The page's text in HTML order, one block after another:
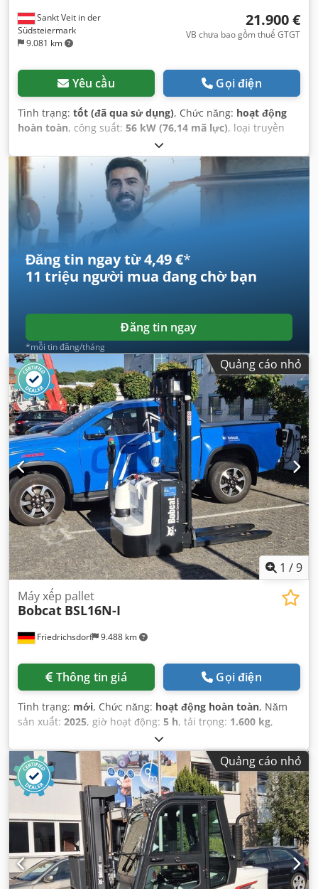
Sankt Veit in der
Südsteiermark
9.081 km
21.900 €
VB chưa bao gồm thuế GTGT
Yêu cầu Gọi điện
Tình trạng: tốt (đã qua sử dụng), Chức năng: hoạt động
hoàn toàn, công suất: 56 kW (76,14 mã lực), loại truyền
, loại nhiên liệu:
suất nâng:2.200 kg/m, Năm sản xuất:2008, giờ hoạt động:
4.871 h
cabin, càng nâng pallet,
Đăng tin ngay từ 4,49 €*
11 triệu người mua đang chờ bạn
Đăng tin ngay
*mỗi tin đăng/tháng
Quảng cáo nhỏ
1 /9
Friedrichsdorf 9.488 km
Máy xếp pallet
Bobcat BSL16N-I
Thông tin giá Gọi điện
Tình trạng: mới, Chức năng: hoạt động hoàn toàn, Năm
sản xuất: 2025, giờ hoạt động: 5 h, tải trọng: 1.600 kg,
, nâng tự do:
nhiên liệu:điện, loại cột:triplex, chiều cao xây dựng:2.108
mm, chiều dài càng:1.150 mm, trọng lượng không tải:
1.340 kg, tổng chiều dài: 1.964 mm, loại truyền động:
Elektro
, chiều rộng xây dựng:820 mm,
Quảng cáo nhỏ